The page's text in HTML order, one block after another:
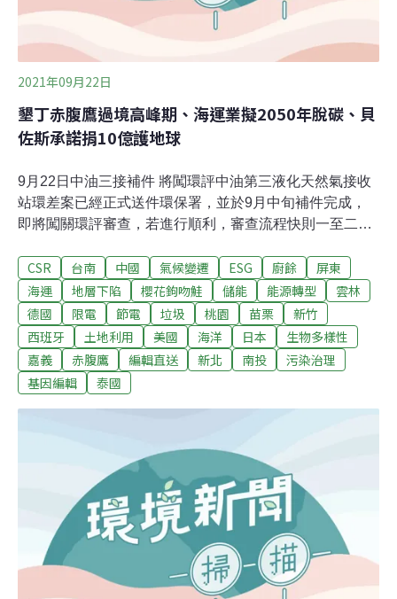
2021年09月22日
墾丁赤腹鷹過境高峰期、海運業擬2050年脫碳、貝
佐斯承諾捐10億護地球
9月22日中油三接補件 將闖環評中油第三液化天然氣接收
站環差案已經正式送件環保署，並於9月中旬補件完成，
即將闖關環評審查，若進行順利，審查流程快則一至二個
投等案，都會為能源政策推動帶來變數。（經濟日報報
導）新北打造瑞芳動物之家 獨立動線減少干擾新北市政府
動保處今天表示，瑞芳動物之家新建工程將於明（2022）
年1月動工，完全仿照美國動物收容所，包含動物收容面
積、動線規劃、座向方位、通風設計、運動設施及互動式
教育區等皆以人道、動物舒適性出發，建成後預估每年動
物收容周轉率可達500隻。收容所內犬貓入所、物資運
CSR 台南 中國 氣候變遷 ESG 廚餘
屏東
海運
地層下陷 櫻花鉤吻鮭 儲能 能源轉型
雲林
德國
限電 節電 垃圾 桃園 苗栗
新竹
西班牙
土地利用 美國 海洋 日本
生物多樣性
嘉義
赤腹鷹 編輯直送 新北 南投
污染治理
基因編輯
泰國